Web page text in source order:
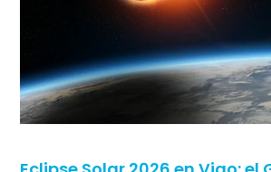
5 agosto, 2026